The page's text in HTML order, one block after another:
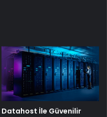
Datahost İle Güvenilir